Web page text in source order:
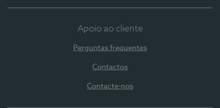
Apoio ao cliente
Perguntas frequentes
Contactos
Contacte-nos